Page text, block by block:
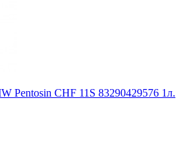
Pentosin CHF 11S 83290429576 1л.